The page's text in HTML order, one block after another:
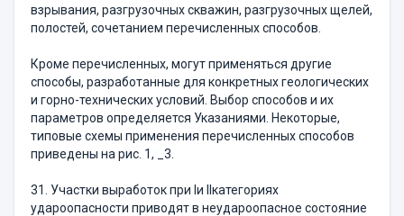
взрывания, разгрузочных скважин, разгрузочных щелей,
полостей, сочетанием перечисленных способов.
Кроме перечисленных, могут применяться другие
способы, разработанные для конкретных геологических
и горно-технических условий. Выбор способов и их
параметров определяется Указаниями. Некоторые,
типовые схемы применения перечисленных способов
приведены на рис. 1, _3.
31. Участки выработок при Iи IIкатегориях
удароопасности приводят в неудароопасное состояние